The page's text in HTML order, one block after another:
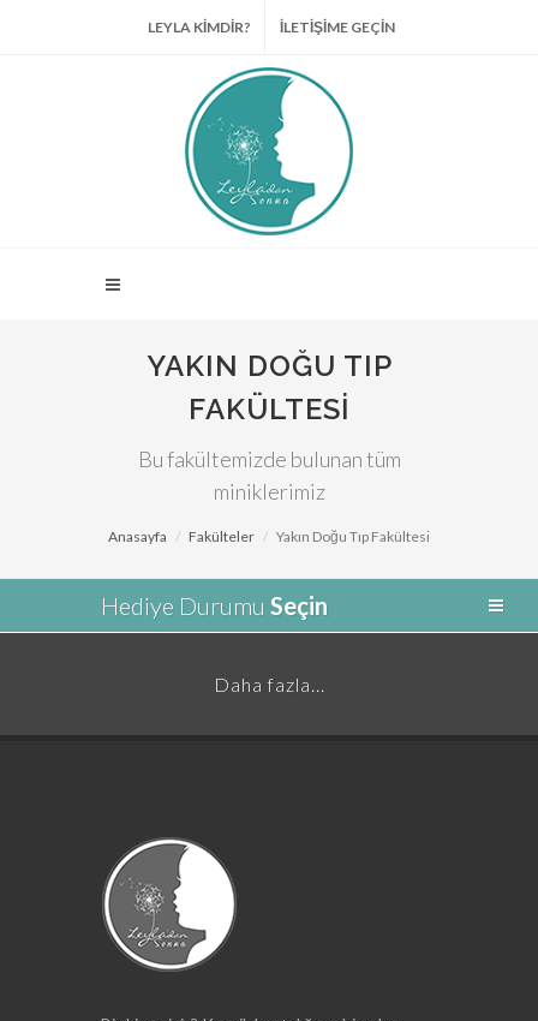
LEYLA KİMDİR? İLETİŞİME GEÇİN
YAKIN DOĞU TIP
FAKÜLTESI
Bu fakültemizde bulunan tüm
miniklerimiz
Anasayfa Fakülteler Yakın Doğu Tıp Fakültesi
Hediye Durumu Seçin
Daha fazla...